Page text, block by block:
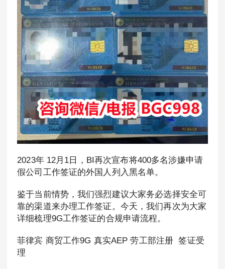
2023年 12月1日，BI再次宣布将400多名涉嫌申请
假公司工作签证的外国人列入黑名单。
鉴于当前情势，我们强烈建议大家务必选择安全可
靠的渠道来办理工作签证。今天，我们再次为大家
详细梳理9G工作签证的合规申请流程。
菲律宾 商贸工作9G 真实AEP 劳工部注册 签证受
理